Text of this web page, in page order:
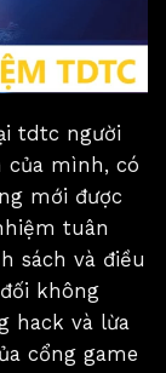
tdtc người
mình, có
mới được
tuân
sách và điều
không
hack và lừa
cổng game